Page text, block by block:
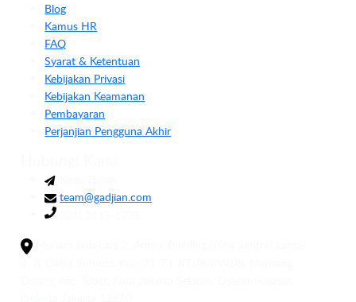
Blog
Kamus HR
FAQ
Syarat & Ketentuan
Kebijakan Privasi
Kebijakan Keamanan
Pembayaran
Perjanjian Pengguna Akhir
team@gadjian.com